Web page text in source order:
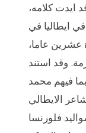
ايدت كلامه،
ايطاليا في
عشرين عاما،
وقد استند
فيهم محمد
الايطالي
فلورنسا